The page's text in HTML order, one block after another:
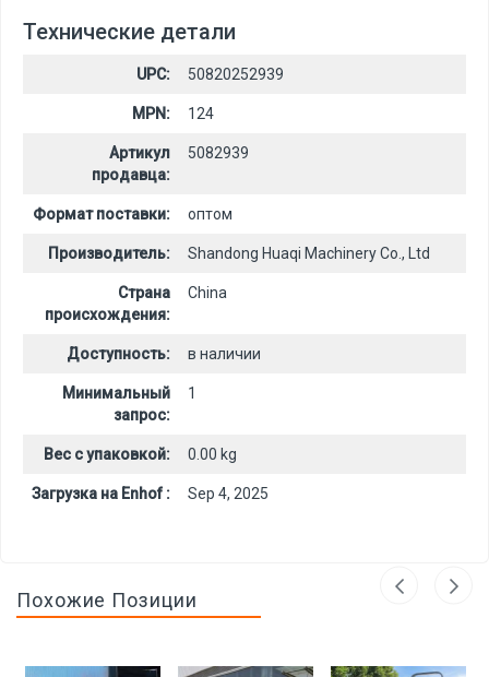
Технические детали
UPC: 50820252939
MPN: 124
Артикул
продавца:
5082939
Формат поставки: оптом
Производитель: Shandong Huaqi Machinery Co., Ltd
Страна
происхождения:
China
Доступность: в наличии
Минимальный
запрос:
1
Вес с упаковкой: 0.00 kg
Загрузка на Enhof : Sep 4, 2025
Похожие Позиции